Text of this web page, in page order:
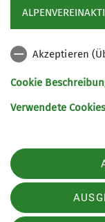
Region
Guides
Bei
Sektion
Programm
90762 Fürth
Telefon +499117437033
Akzeptieren
Cookie
Verwendete Cookies